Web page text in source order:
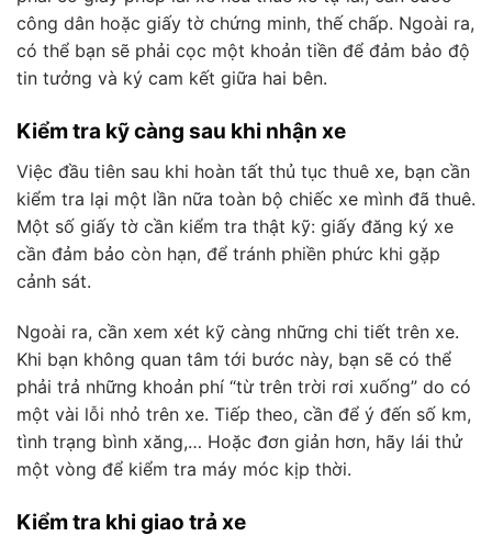
công dân hoặc giấy tờ chứng minh, thế chấp. Ngoài ra,
có thể bạn sẽ phải cọc một khoản tiền để đảm bảo độ
tin tưởng và ký cam kết giữa hai bên.
Kiểm tra kỹ càng sau khi nhận xe
Việc đầu tiên sau khi hoàn tất thủ tục thuê xe, bạn cần
kiểm tra lại một lần nữa toàn bộ chiếc xe mình đã thuê.
Một số giấy tờ cần kiểm tra thật kỹ: giấy đăng ký xe
cần đảm bảo còn hạn, để tránh phiền phức khi gặp
cảnh sát.
Ngoài ra, cần xem xét kỹ càng những chi tiết trên xe.
Khi bạn không quan tâm tới bước này, bạn sẽ có thể
phải trả những khoản phí “từ trên trời rơi xuống” do có
một vài lỗi nhỏ trên xe. Tiếp theo, cần để ý đến số km,
tình trạng bình xăng,… Hoặc đơn giản hơn, hãy lái thử
một vòng để kiểm tra máy móc kịp thời.
Kiểm tra khi giao trả xe